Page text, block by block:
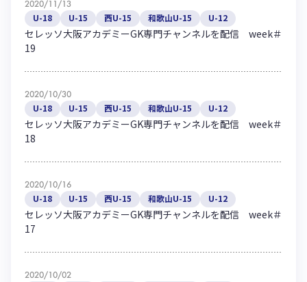
ガールズU-15
アカデミー
セレクション
セレッソ大阪 レディース
2020/11/13
U-18 U-15 西U-15 和歌山U-15 U-12
セレッソ大阪アカデミーGK専門チャンネルを配信 week＃
19
2020/10/30
U-18 U-15 西U-15 和歌山U-15 U-12
セレッソ大阪アカデミーGK専門チャンネルを配信 week＃
18
2020/10/16
U-18 U-15 西U-15 和歌山U-15 U-12
セレッソ大阪アカデミーGK専門チャンネルを配信 week＃
17
2020/10/02